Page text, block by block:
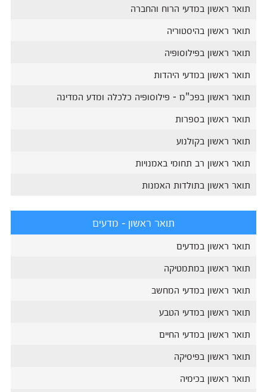
תואר ראשון במדעי הרוח והחברה
תואר ראשון בהיסטוריה
תואר ראשון בפילוסופיה
תואר ראשון במדעי היהדות
תואר ראשון בפכ"מ - פילוסופיה כלכלה ומדע המדינה
תואר ראשון בספרות
תואר ראשון בקולנוע
תואר ראשון רב תחומי באמנויות
תואר ראשון בתולדות האמנות
תואר ראשון - מדעים
תואר ראשון במדעים
תואר ראשון במתמטיקה
תואר ראשון במדעי המחשב
תואר ראשון במדעי הטבע
תואר ראשון במדעי החיים
תואר ראשון בפיסיקה
תואר ראשון בכימיה